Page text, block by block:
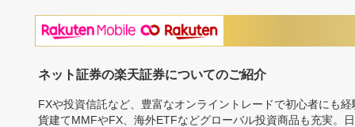
ネット証券の楽天証券についてのご紹介
FXや投資信託など、豊富なオンライントレードで初心者にも
貨建てMMFやFX、海外ETFなどグローバル投資商品も充実。